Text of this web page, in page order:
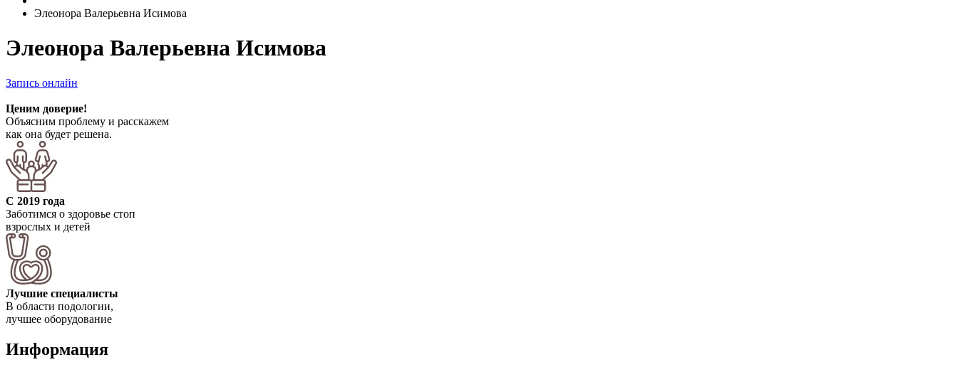
Элеонора Валерьевна Исимова
Элеонора Валерьевна Исимова
Запись онлайн
Ценим доверие!
Объясним проблему и расскажем
как она будет решена.
С 2019 года
Заботимся о здоровье стоп
взрослых и детей
Лучшие специалисты
В области подологии,
лучшее оборудование
Информация